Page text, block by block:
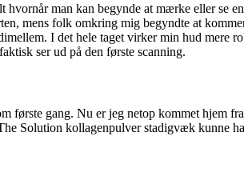
man kan begynde at mærke eller se
mens folk omkring mig begyndte at
I det hele taget virker min hud mere
ser ud på den første scanning.
første gang. Nu er jeg netop kommet hjem
Solution kollagenpulver stadigvæk kunne